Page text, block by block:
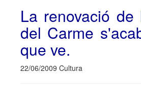
La renovació de
del Carme
que ve.
22/06/2009 Cultura